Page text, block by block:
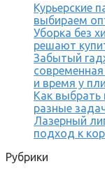
Курьерские
выбираем
Уборка без
решают
Забытый
и время у
Как
разные
Лазерный
подход к
Рубрики